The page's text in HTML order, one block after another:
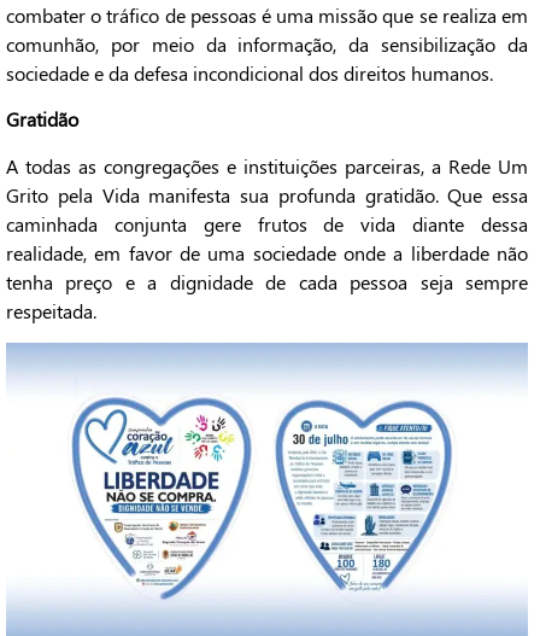
combater o tráfico de pessoas é uma missão que se realiza em
comunhão, por meio da informação, da sensibilização da
sociedade e da defesa incondicional dos direitos humanos.
Gratidão
A todas as congregações e instituições parceiras, a Rede Um
Grito pela Vida manifesta sua profunda gratidão. Que essa
caminhada conjunta gere frutos de vida diante dessa
realidade, em favor de uma sociedade onde a liberdade não
tenha preço e a dignidade de cada pessoa seja sempre
respeitada.